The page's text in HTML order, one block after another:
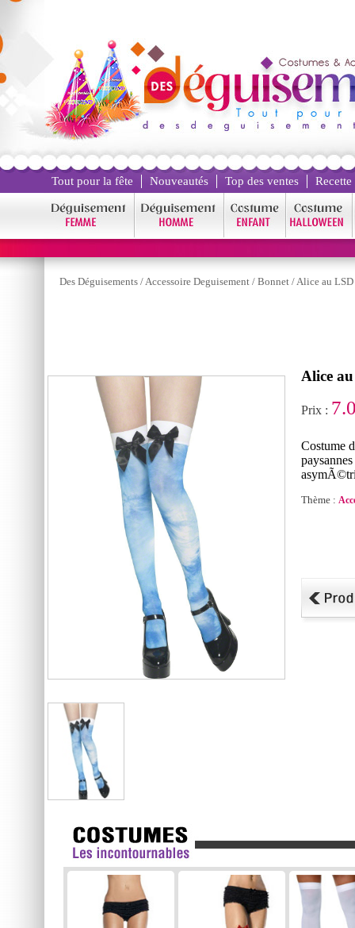
Tout pour la fête Nouveautés Top des ventes
Des Déguisements /Accessoire Deguisement / Bonnet /Alice au LSD
Alice
Prix :
Costume
Thème :